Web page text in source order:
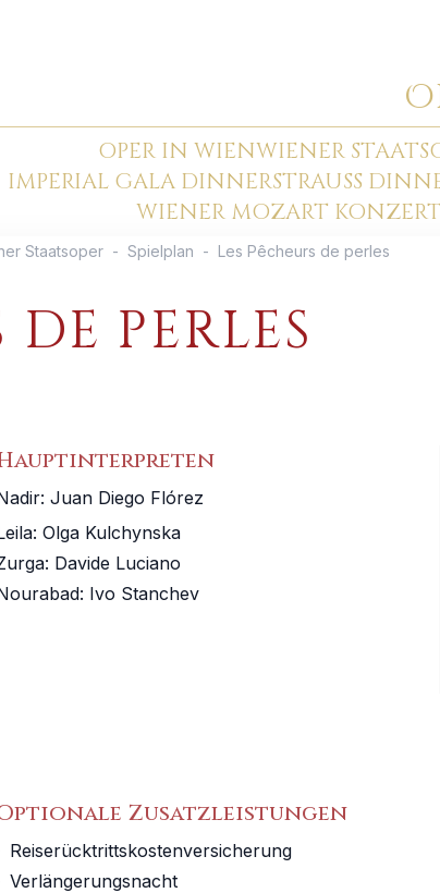
O
OPER IN WIENWIENER
IMPERIAL GALA DINNERSTRAUSS
WIENER MOZART
Staatsoper - Spielplan - Les Pêcheurs de perles
PERLES
: Juan Diego Flórez
: Olga Kulchynska
: Davide Luciano
: Ivo Stanchev
Zusatzleistungen
Reiserücktrittskostenversicherung
Verlängerungsnacht